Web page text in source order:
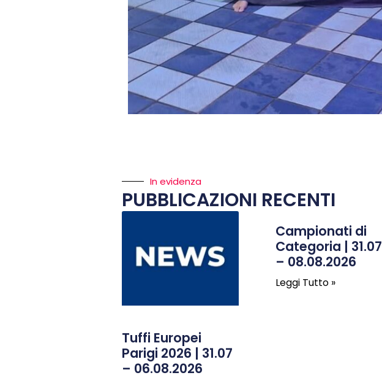
In evidenza
PUBBLICAZIONI RECENTI
Tuffi Europei
Parigi 2026 | 31.07
– 06.08.2026
Campionati di
Categoria | 31.07
– 08.08.2026
Leggi Tutto »